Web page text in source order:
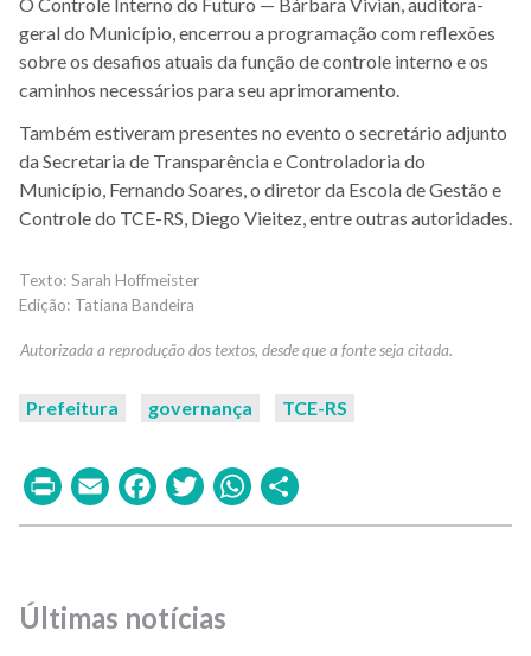
geral do Município, encerrou a programação com reflexões
sobre os desafios atuais da função de controle interno e os
caminhos necessários para seu aprimoramento.
Também estiveram presentes no evento o secretário adjunto
da Secretaria de Transparência e Controladoria do
Município, Fernando Soares, o diretor da Escola de Gestão e
Controle do TCE-RS, Diego Vieitez, entre outras autoridades.
Sarah Hoffmeister
Tatiana Bandeira
Prefeitura governança TCE-RS
PrintEmailFacebook
TwitterWhatsApp
Últimas notícias